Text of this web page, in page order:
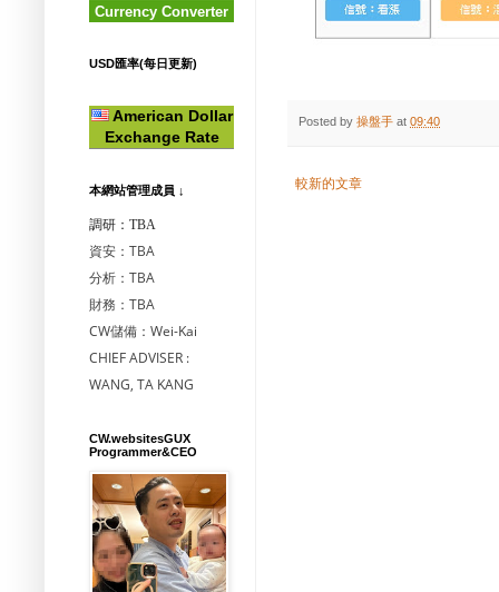
Posted by 操盤手 at 09:40
較新的文章
Currency Converter
USD匯率(每日更新)
American Dollar
Exchange Rate
本網站管理成員 ↓
調研：TBA
資安：TBA
分析：TBA
財務：TBA
CW儲備：Wei-Kai
CHIEF ADVISER :
WANG, TA KANG
CW.websitesGUX
Programmer&CEO